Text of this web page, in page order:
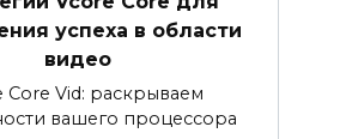
успеха в области
видео
Core Vid: раскрываем
вашего процессора